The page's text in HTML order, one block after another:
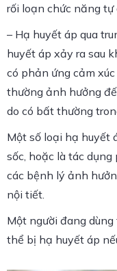
rối loạn chức năng
– Hạ huyết áp qua
huyết áp xảy ra sau
có phản ứng cảm
thường ảnh hưởng
do có bất thường
Một số loại hạ huyết
sốc, hoặc là tác
các bệnh lý ảnh
nội tiết.
Một người đang
thể bị hạ huyết áp